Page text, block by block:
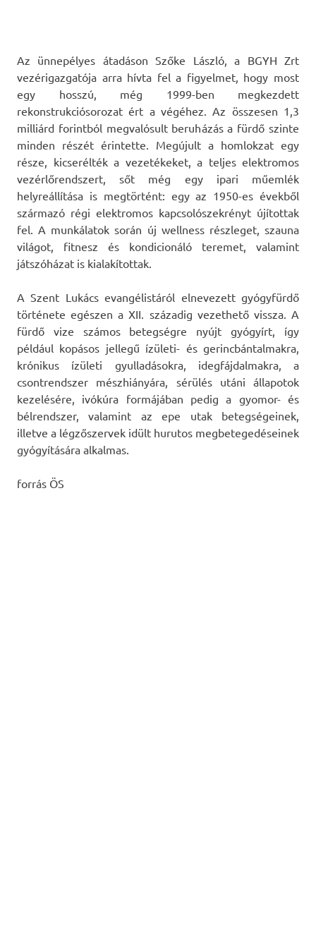
Az ünnepélyes átadáson Szőke László, a BGYH Zrt
vezérigazgatója arra hívta fel a figyelmet, hogy most
egy hosszú, még 1999-ben megkezdett
rekonstrukciósorozat ért a végéhez. Az összesen 1,3
milliárd forintból megvalósult beruházás a fürdő szinte
minden részét érintette. Megújult a homlokzat egy
része, kicserélték a vezetékeket, a teljes elektromos
vezérlőrendszert, sőt még egy ipari műemlék
helyreállítása is megtörtént: egy az 1950-es évekből
származó régi elektromos kapcsolószekrényt újítottak
fel. A munkálatok során új wellness részleget, szauna
világot, fitnesz és kondicionáló teremet, valamint
játszóházat is kialakítottak.
A Szent Lukács evangélistáról elnevezett gyógyfürdő
története egészen a XII. századig vezethető vissza. A
fürdő vize számos betegségre nyújt gyógyírt, így
például kopásos jellegű ízületi- és gerincbántalmakra,
krónikus ízületi gyulladásokra, idegfájdalmakra, a
csontrendszer mészhiányára, sérülés utáni állapotok
kezelésére, ivókúra formájában pedig a gyomor- és
bélrendszer, valamint az epe utak betegségeinek,
illetve a légzőszervek idült hurutos megbetegedéseinek
gyógyítására alkalmas.
forrás ÖS